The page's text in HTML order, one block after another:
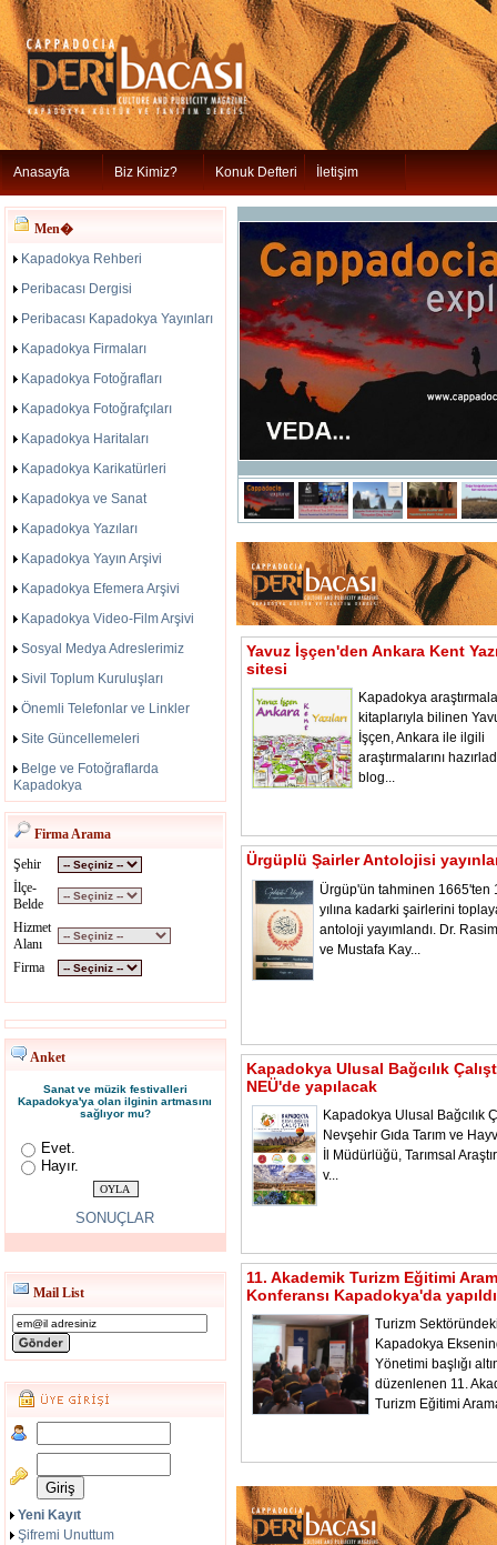
Anasayfa Biz Kimiz? Konuk Defteri İletişim
Men�
Kapadokya Rehberi
Peribacası Dergisi
Peribacası Kapadokya Yayınları
Kapadokya Firmaları
Kapadokya Fotoğrafları
Kapadokya Fotoğrafçıları
Kapadokya Haritaları
Kapadokya Karikatürleri
Kapadokya ve Sanat
Kapadokya Yazıları
Kapadokya Yayın Arşivi
Kapadokya Efemera Arşivi
Kapadokya Video-Film Arşivi
Sosyal Medya Adreslerimiz
Sivil Toplum Kuruluşları
Önemli Telefonlar ve Linkler
Site Güncellemeleri
Belge ve Fotoğraflarda
Kapadokya
Firma Arama
Şehir
İlçe-
Belde
Hizmet
Alanı
Firma
Anket
Sanat ve müzik festivalleri
Kapadokya'ya olan ilginin artmasını
sağlıyor mu?
Evet.
Hayır.
SONUÇLAR
Mail List
Yeni Kayıt
Şifremi Unuttum
Yavuz İşçen'den Ankara Kent
sitesi
Kapadokya
kitaplarıyla bilinen
İşçen, Ankara ile ilgili
araştırmalarını
blog...
Ürgüplü Şairler Antolojisi
Ürgüp'ün tahminen 1665'ten
yılına kadarki şairlerini
antoloji yayımlandı. Dr.
ve Mustafa Kay...
Kapadokya Ulusal Bağcılık
NEÜ'de yapılacak
Kapadokya Ulusal Bağcılık
Nevşehir Gıda Tarım ve
İl Müdürlüğü, Tarımsal
v...
11. Akademik Turizm Eğitimi
Konferansı Kapadokya'da yapıldı
Turizm
Kapadokya
Yönetimi başlığı
düzenlenen 11.
Turizm Eğitimi